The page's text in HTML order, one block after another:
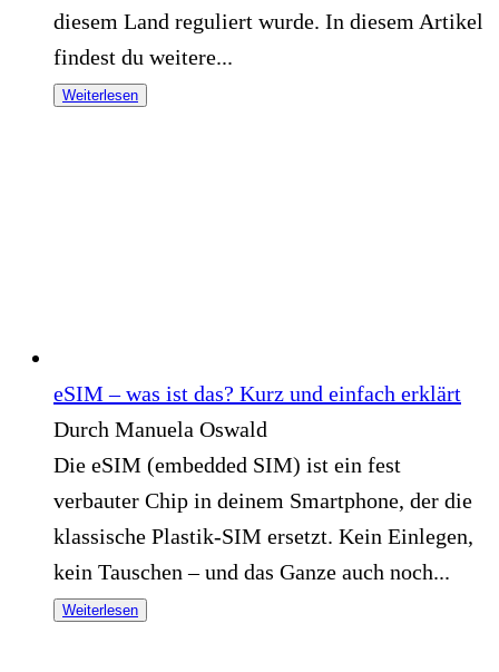
diesem Land reguliert wurde. In diesem Artikel
findest du weitere...
Weiterlesen
eSIM – was ist das? Kurz und einfach erklärt
Durch Manuela Oswald
Die eSIM (embedded SIM) ist ein fest
verbauter Chip in deinem Smartphone, der die
klassische Plastik-SIM ersetzt. Kein Einlegen,
kein Tauschen – und das Ganze auch noch...
Weiterlesen